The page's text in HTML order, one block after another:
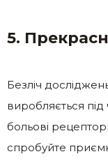
5.
Безліч
виробляється
больові
спробуйте